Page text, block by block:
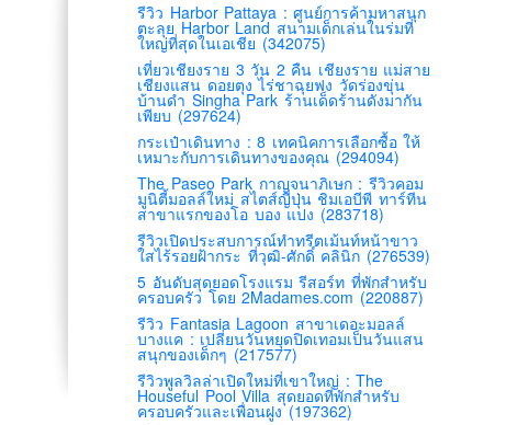
รีวิว Harbor Pattaya : ศูนย์การค้ามหาสนุก
ตะลุย Harbor Land สนามเด็กเล่นในร่มที่
ใหญ่ที่สุดในเอเชีย (342075)
เที่ยวเชียงราย 3 วัน 2 คืน เชียงราย แม่สาย
เชียงแสน ดอยตุง ไร่ชาฉุยฟง วัดร่องขุ่น
บ้านดำ Singha Park ร้านเด็ดร้านดังมากัน
เพียบ (297624)
กระเป๋าเดินทาง : 8 เทคนิคการเลือกซื้อ ให้
เหมาะกับการเดินทางของคุณ (294094)
The Paseo Park กาญจนาภิเษก : รีวิวคอม
มูนิตี้มอลล์ใหม่ สไตส์ญี่ปุ่น ชิมเอบีพี ทาร์ทีน
สาขาแรกของโอ บอง แปง (283718)
รีวิวเปิดประสบการณ์ทำทรีตเม้นท์หน้าขาว
ใสไร้รอยฝ้ากระ ที่วุฒิ-ศักดิ์ คลินิก (276539)
5 อันดับสุดยอดโรงแรม รีสอร์ท ที่พักสำหรับ
ครอบครัว โดย 2Madames.com (220887)
รีวิว Fantasia Lagoon สาขาเดอะมอลล์
บางแค : เปลี่ยนวันหยุดปิดเทอมเป็นวันแสน
สนุกของเด็กๆ (217577)
รีวิวพูลวิลล่าเปิดใหม่ที่เขาใหญ่ : The
Houseful Pool Villa สุดยอดที่พักสำหรับ
ครอบครัวและเพื่อนฝูง (197362)